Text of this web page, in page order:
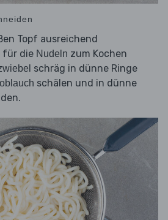
Topf ausreichend
für die Nudeln zum Kochen
schräg in dünne Ringe
schälen und in dünne